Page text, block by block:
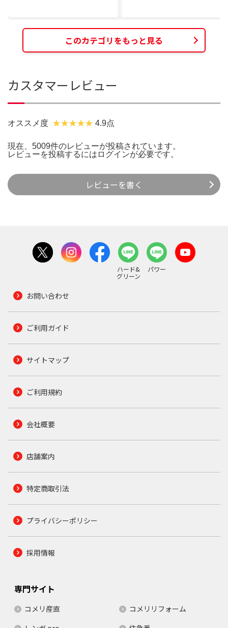
このカテゴリをもっと見る
カスタマーレビュー
オススメ度 4.9点
現在、5009件のレビューが投稿されています。
レビューを投稿するには ログインが必要です。
レビューを書く
ハード&
グリーン
パワー
お問い合わせ
ご利用ガイド
サイトマップ
ご利用規約
会社概要
店舗案内
特定商取引法
プライバシーポリシー
採用情報
専門サイト
コメリ産直
コメリリフォーム